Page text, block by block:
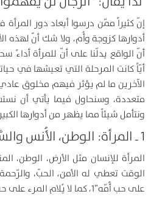
إنّ كثيراً ممّن درسوا أبعاد دور المرأة
أدوارها كزوجة وأُم، ولا شك أنّ لهذه
أنّ الواقع يدلّنا على أنّ للمرأة أداءً
أيّاً كانت المرحلة التي تعيشها في
الآخرين ما لم يؤثر فيهم مخلوق عادي
متعددة، وسنحاول فيما يأتي أن
ونتأمل شيئاً مما يظهر من أدوارها
1 ـ المرأة: الوطن، الأُنس والسَّكَن
المرأة للإنسان مثل الأرض،
الوقت تعطي له الأمن، الحبّ، والرّحمة
على حب أُمّه”1، كما لا يُلام المرء على حبّ وطنه.